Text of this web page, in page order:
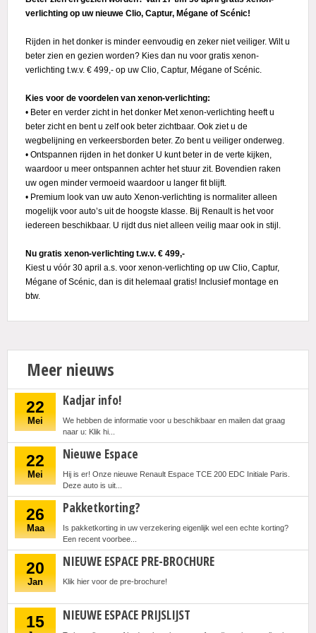
verlichting op uw nieuwe Clio, Captur, Mégane of Scénic!
Rijden in het donker is minder eenvoudig en zeker niet veiliger. Wilt u
beter zien en gezien worden? Kies dan nu voor gratis xenon-
verlichting t.w.v. € 499,- op uw Clio, Captur, Mégane of Scénic.
Kies voor de voordelen van xenon-verlichting:
• Beter en verder zicht in het donker Met xenon-verlichting heeft u
beter zicht en bent u zelf ook beter zichtbaar. Ook ziet u de
wegbelijning en verkeersborden beter. Zo bent u veiliger onderweg.
• Ontspannen rijden in het donker U kunt beter in de verte kijken,
waardoor u meer ontspannen achter het stuur zit. Bovendien raken
uw ogen minder vermoeid waardoor u langer fit blijft.
• Premium look van uw auto Xenon-verlichting is normaliter alleen
mogelijk voor auto’s uit de hoogste klasse. Bij Renault is het voor
iedereen beschikbaar. U rijdt dus niet alleen veilig maar ook in stijl.
Nu gratis xenon-verlichting t.w.v. € 499,-
Kiest u vóór 30 april a.s. voor xenon-verlichting op uw Clio, Captur,
Mégane of Scénic, dan is dit helemaal gratis! Inclusief montage en
btw.
Meer nieuws
22
Mei
Kadjar info!
We hebben de informatie voor u beschikbaar en mailen dat graag
naar u: Klik hi...
22
Mei
Nieuwe Espace
Hij is er! Onze nieuwe Renault Espace TCE 200 EDC Initiale Paris.
Deze auto is uit...
26
Maa
Pakketkorting?
Is pakketkorting in uw verzekering eigenlijk wel een echte korting?
Een recent voorbee...
20
Jan
NIEUWE ESPACE PRE-BROCHURE
Klik hier voor de pre-brochure!
15 NIEUWE ESPACE PRIJSLIJST